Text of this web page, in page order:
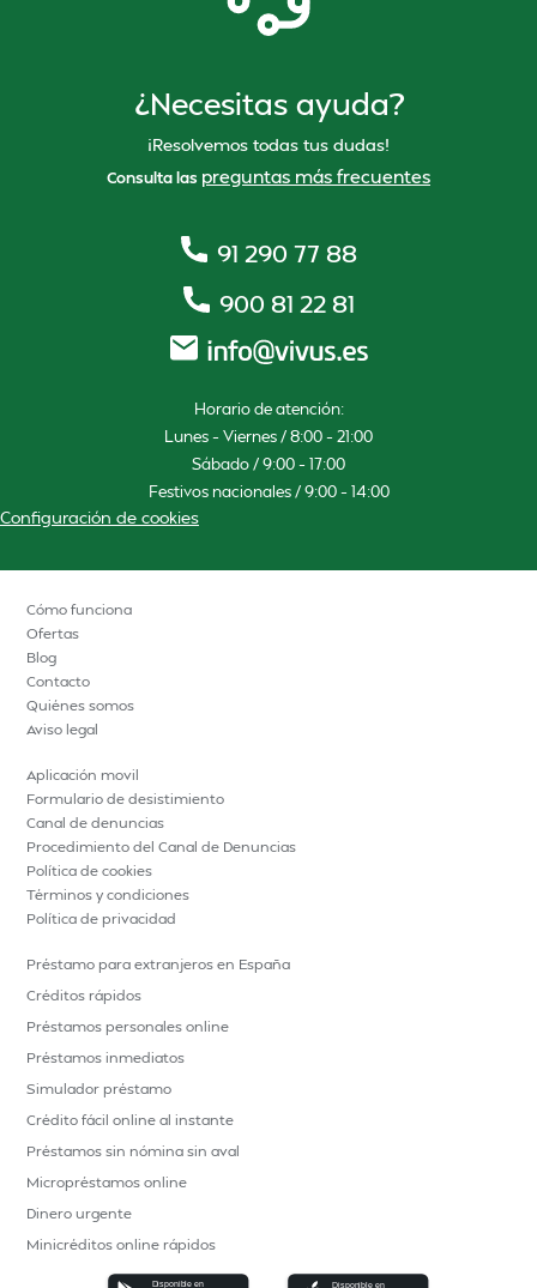
¿Necesitas ayuda?
¡Resolvemos todas tus dudas!
Consulta las preguntas más frecuentes
91 290 77 88
900 81 22 81
Horario de atención:
Lunes – Viernes / 8:00 – 21:00
Sábado / 9:00 – 17:00
Festivos nacionales / 9:00 – 14:00
Configuración de cookies
Cómo funciona
Ofertas
Blog
Contacto
Quiénes somos
Aviso legal
Aplicación movil
Formulario de desistimiento
Canal de denuncias
Procedimiento del Canal de Denuncias
Política de cookies
Términos y condiciones
Política de privacidad
Préstamo para extranjeros en España
Créditos rápidos
Préstamos personales online
Préstamos inmediatos
Simulador préstamo
Crédito fácil online al instante
Préstamos sin nómina sin aval
Micropréstamos online
Dinero urgente
Minicréditos online rápidos